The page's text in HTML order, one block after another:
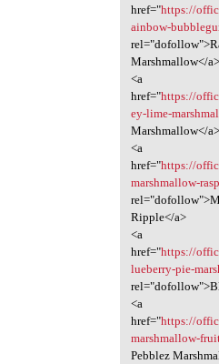
href="https://
ainbow-
Marshmallow</a>
<a
href="https://
ey-lime-
Marshmallow</a>
<a
href="https://
marshmallow-
Ripple</a>
<a
href="https://
lueberry-pie-
<a
href="https://
marshmallow-
Pebblez